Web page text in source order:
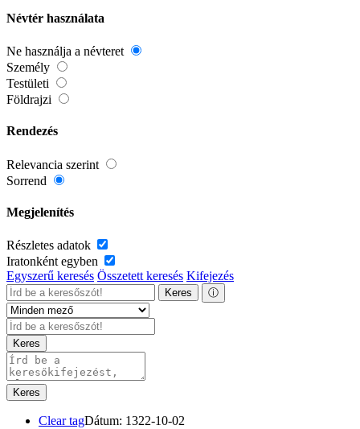
Névtér használata
Ne használja a névteret
Személy
Testületi
Földrajzi
Rendezés
Relevancia szerint
Sorrend
Megjelenítés
Részletes adatok
Iratonként egyben
Egyszerű keresés Összetett keresés Kifejezés
Keres ⓘ
Keres
Keres
Clear tagDátum: 1322-10-02